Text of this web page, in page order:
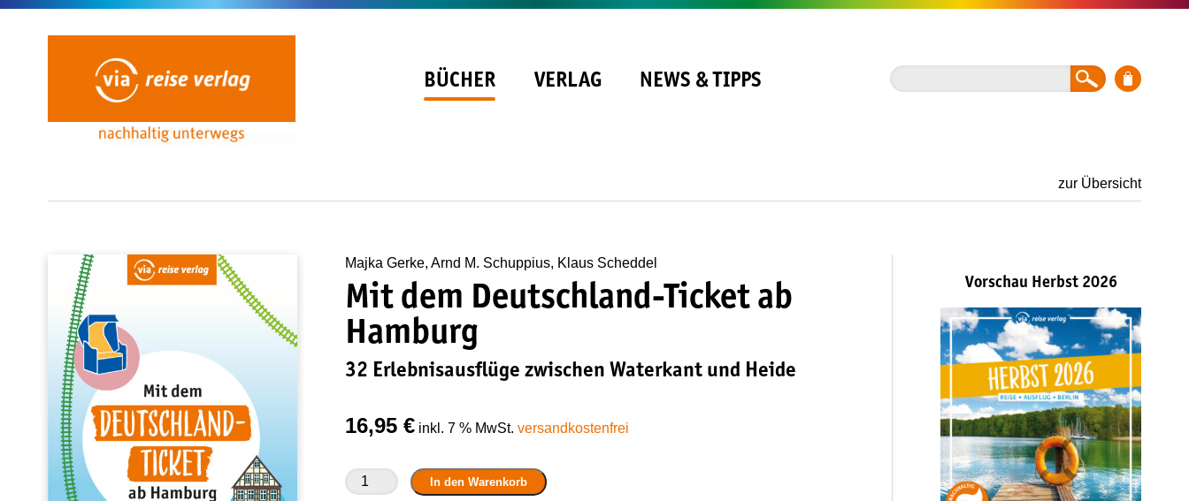
BÜCHER VERLAG NEWS & TIPPS
zur Übersicht
Majka Gerke, Arnd M. Schuppius, Klaus Scheddel
Mit dem Deutschland-Ticket ab
Hamburg
32 Erlebnisausflüge zwischen Waterkant und Heide
16,95 € inkl. 7 % MwSt. versandkostenfrei
Mit
dem
In den Warenkorb
Vorschau Herbst 2026